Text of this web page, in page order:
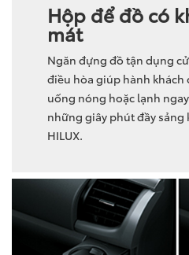
Hộp để đồ có
mát
Ngăn đựng đồ tận dụng
điều hòa giúp hành
uống nóng hoặc lạnh
những giây phút đầy sảng
HILUX.